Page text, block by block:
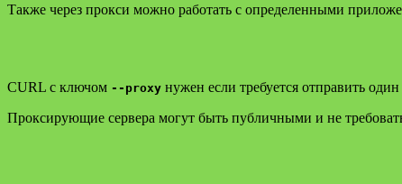
Также через прокси можно работать с определенными
CURL с ключом --proxy нужен если требуется отправить
Проксирующие сервера могут быть публичными и не